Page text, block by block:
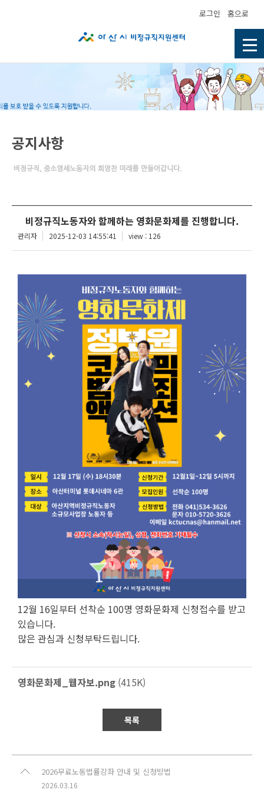
로그인 홈으로
공지사항
비정규직노동자와 함께하는 영화문화제를 진행합니다.
관리자 2025-12-03 14:55:41 view : 126
12월 16일부터 선착순 100명 영화문화제 신청접수를 받고
있습니다.
많은 관심과 신청부탁드립니다.
영화문화제_웹자보.png (415K)
목록
2026무료노동법률강좌 안내 및 신청방법
2026.03.16